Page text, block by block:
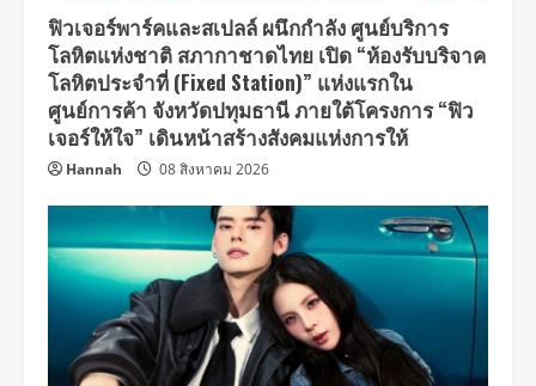
ตัว
เอง
แบบ
ไร้
ขีด
จำกัด
ฟิวเจอร์พาร์คและสเปลล์ ผนึกกำลัง ศูนย์บริการ
โลหิตแห่งชาติ สภากาชาดไทย เปิด “ห้องรับบริจาค
โลหิตประจำที่ (Fixed Station)” แห่งแรกใน
ศูนย์การค้า จังหวัดปทุมธานี ภายใต้โครงการ “ฟิว
เจอร์ให้ใจ” เดินหน้าสร้างสังคมแห่งการให้
Hannah 08 สิงหาคม 2026